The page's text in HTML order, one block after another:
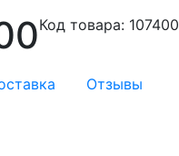
Код товара: 107400
Отзывы